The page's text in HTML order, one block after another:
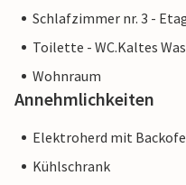
Schlafzimmer nr. 3 -
Toilette - WC.Kaltes
Wohnraum
Annehmlichkeiten
Elektroherd mit
Kühlschrank